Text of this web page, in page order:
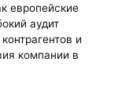
европейские
аудит
и
компании в